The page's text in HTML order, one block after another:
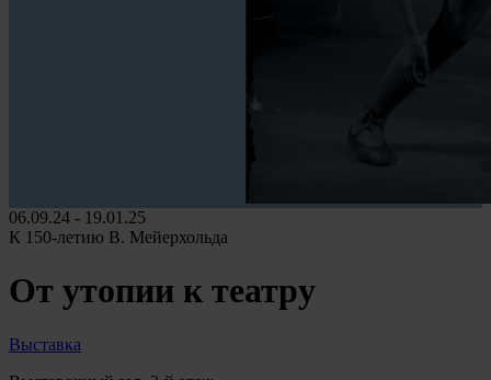
06.09.24 - 19.01.25
К 150-летию В. Мейерхольда
От утопии к театру
Выставка